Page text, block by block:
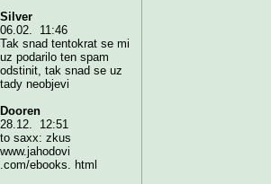
Silver
06.02. 11:46
Tak snad tentokrat se mi
uz podarilo ten spam
odstinit, tak snad se uz
tady neobjevi
Dooren
28.12. 12:51
to saxx: zkus
www.jahodovi
.com/ebooks. html